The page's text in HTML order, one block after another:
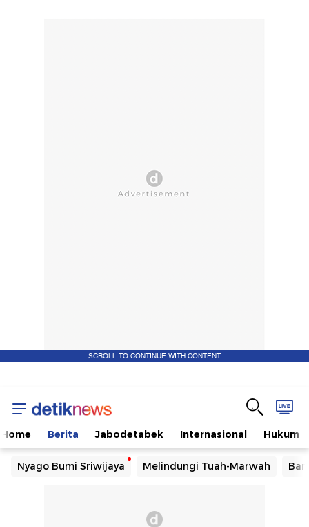
SCROLL TO CONTINUE WITH CONTENT
Home Berita Jabodetabek Internasional Hukum
Nyago Bumi Sriwijaya Melindungi Tuah-Marwah